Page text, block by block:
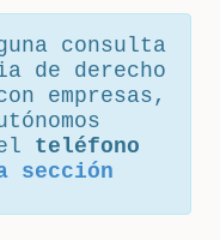
consulta
de derecho
empresas,
teléfono
sección